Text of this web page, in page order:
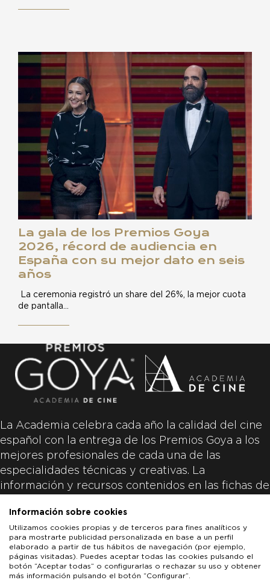
La gala de los Premios Goya
2026, récord de audiencia en
España con su mejor dato en seis
años
La ceremonia registró un share del 26%, la mejor cuota
de pantalla…
La Academia celebra cada año la calidad del cine
español con la entrega de los Premios Goya a los
mejores profesionales de cada una de las
especialidades técnicas y creativas. La
información y recursos contenidos en las fichas de
productoras de las películas y responsabilidad
única y exclusiva de las mismas.
Información sobre cookies
Utilizamos cookies propias y de terceros para fines analíticos y
para mostrarte publicidad personalizada en base a un perfil
elaborado a partir de tus hábitos de navegación (por ejemplo,
páginas visitadas). Puedes aceptar todas las cookies pulsando el
botón “Aceptar todas” o configurarlas o rechazar su uso y obtener
más información pulsando el botón “Configurar”.